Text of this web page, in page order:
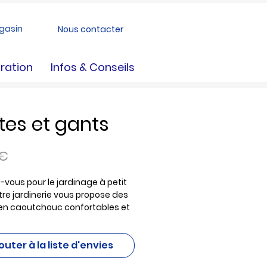
Nous contacter
Infos & Conseils
et gants
vous pour le jardinage à petit
jardinerie vous propose des
caoutchouc confortables et
au jardin par tous les
également des
jardinage à partir de 1 €,
à la liste d'envies